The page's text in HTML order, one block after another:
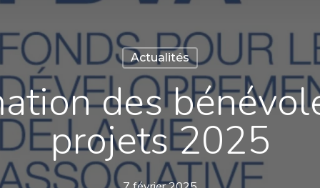
Actualités
des
projets 2025